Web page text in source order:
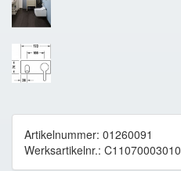
Artikelnummer: 01260091
Werksartikelnr.: C11070003010